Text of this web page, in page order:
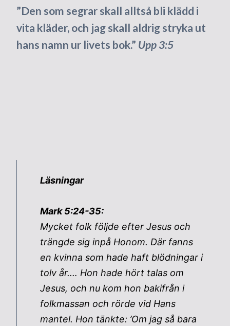
”Den som segrar skall alltså bli klädd i
vita kläder, och jag skall aldrig stryka ut
hans namn ur livets bok.” Upp 3:5
Läsningar
Mark 5:24-35:
Mycket folk följde efter Jesus och
trängde sig inpå Honom. Där fanns
en kvinna som hade haft blödningar i
tolv år.… Hon hade hört talas om
Jesus, och nu kom hon bakifrån i
folkmassan och rörde vid Hans
mantel. Hon tänkte: ’Om jag så bara